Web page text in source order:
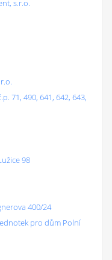
s.r.o.
71, 490, 641, 642, 643,
98
400/24
pro dům Polní